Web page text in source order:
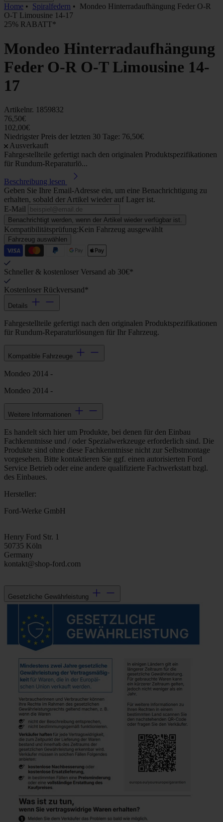
Home • Spiralfedern • Mondeo Hinterradaufhängung Feder O-R
O-T Limousine 14-17
25% RABATT*
Mondeo Hinterradaufhängung
Feder O-R O-T Limousine 14-
17
Artikelnr. 1859832
76,50€
102,00€
Niedrigster Preis der letzten 30 Tage: 76,50€
Ausverkauft
Fahrgestellteile gefertigt nach den originalen Produktspezifikationen
für Rundum-Reparaturlö...
Beschreibung lesen
Geben Sie Ihre Email-Adresse ein, um eine Benachrichtigung zu
erhalten, sobald der Artikel wieder auf Lager ist.
E-Mail
Benachrichtigt werden, wenn der Artikel wieder verfügbar ist.
Kompatibilitätsprüfung:Kein Fahrzeug ausgewählt
Fahrzeug auswählen
Schneller & kostenloser Versand ab 30€*
Kostenloser Rückversand*
Details
Fahrgestellteile gefertigt nach den originalen Produktspezifikationen
für Rundum-Reparaturlösungen für Ihr Fahrzeug.
Kompatible Fahrzeuge
Mondeo 2014 -
Mondeo 2014 -
Weitere Informationen
Es handelt sich hier um Produkte, bei denen für den Einbau
Fachkenntnisse und / oder Spezialwerkzeuge erforderlich sind. Die
Produkte sind ohne diese Fachkenntnisse nicht zur Selbstmontage
vorgesehen. Bitte kontaktieren Sie ggf. einen autorisierten Ford
Service Betrieb oder eine andere qualifizierte Fachwerkstatt bzgl.
des Einbaues.
Hersteller:
Ford-Werke GmbH
Henry Ford Str. 1
50735 Köln
Germany
kontakt@shop-ford.com
Gesetzliche Gewährleistung